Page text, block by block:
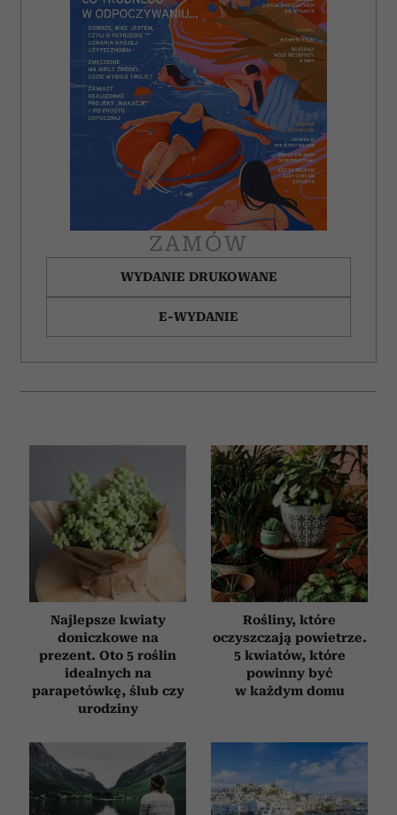
analizować ruch w naszej witrynie. Informacje o tym, jak
korzystasz z naszej witryny, udostępniamy partnerom
społecznościowym, reklamowym i analitycznym.
Partnerzy mogą połączyć te informacje z innymi danymi
otrzymanymi od Ciebie lub uzyskanymi podczas
korzystania z ich usług.
ZAMÓW
WYDANIE DRUKOWANE
E-WYDANIE
Najlepsze kwiaty
doniczkowe na
prezent. Oto 5 roślin
idealnych na
parapetówkę, ślub czy
urodziny
Rośliny, które
oczyszczają powietrze.
5 kwiatów, które
powinny być
w każdym domu